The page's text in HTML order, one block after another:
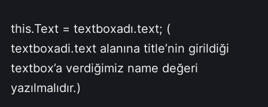
this.Text = textboxadı.text; (
textboxadi.text alanına title’nin girildiği
textbox’a verdiğimiz name değeri
yazılmalıdır.)